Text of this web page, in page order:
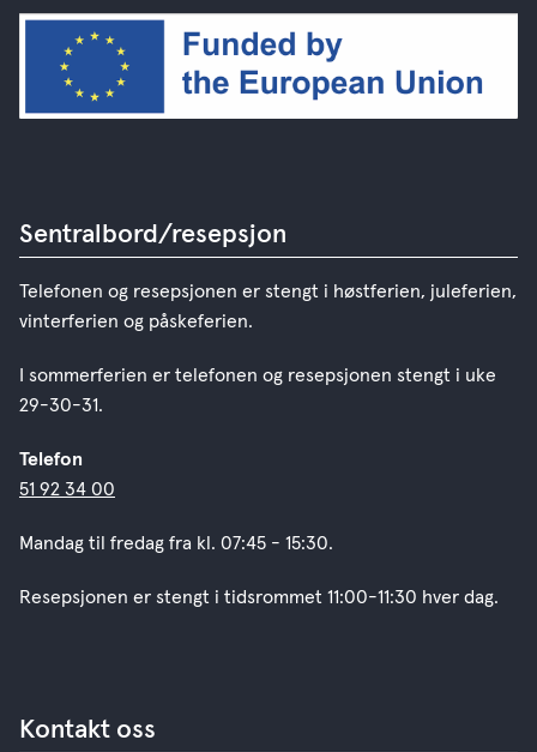
Sentralbord/resepsjon
Telefonen og resepsjonen er stengt i høstferien, juleferien,
vinterferien og påskeferien.
I sommerferien er telefonen og resepsjonen stengt i uke
29-30-31.
Telefon
51 92 34 00
Mandag til fredag fra kl. 07:45 - 15:30.
Resepsjonen er stengt i tidsrommet 11:00-11:30 hver dag.
Kontakt oss